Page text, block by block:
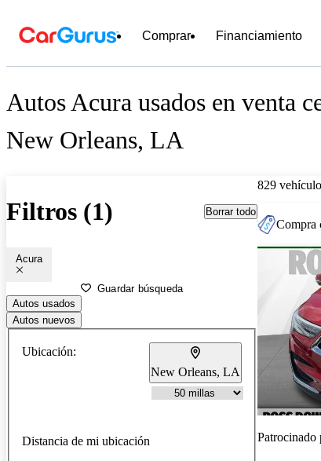
Comprar Financiamiento
Autos Acura usados en venta
New Orleans, LA
Filtros (1) Borrar todo
Acura
Guardar búsqueda
Autos usados
Autos nuevos
Ubicación:
New Orleans, LA
Distancia de mi ubicación
829
Compra
Patrocinado